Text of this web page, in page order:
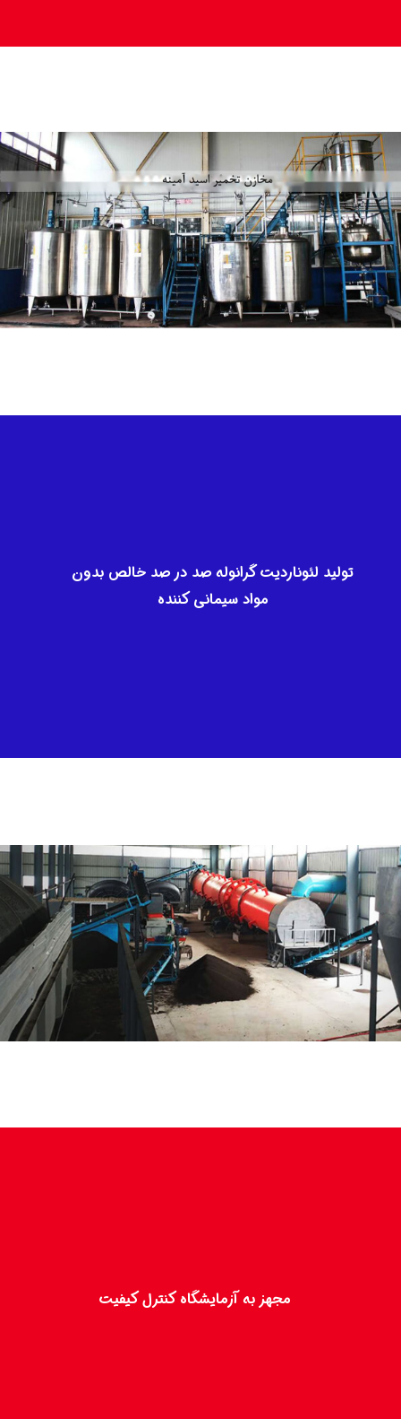
تولید لئوناردیت گرانوله صد در صد خالص بدون
مواد سیمانی کننده​​​​​​​
مجهز به آزمایشگاه کنترل کیفیت